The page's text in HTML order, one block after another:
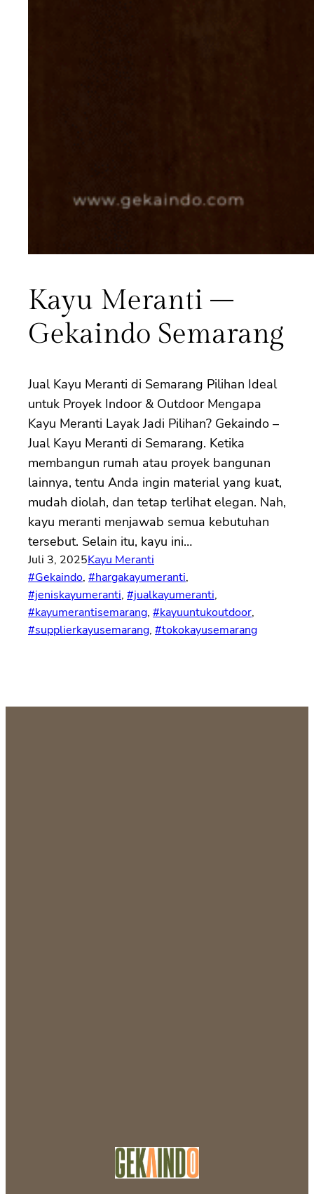
Kayu Meranti –
Gekaindo Semarang
Jual Kayu Meranti di Semarang Pilihan Ideal
untuk Proyek Indoor & Outdoor Mengapa
Kayu Meranti Layak Jadi Pilihan? Gekaindo –
Jual Kayu Meranti di Semarang. Ketika
membangun rumah atau proyek bangunan
lainnya, tentu Anda ingin material yang kuat,
mudah diolah, dan tetap terlihat elegan. Nah,
kayu meranti menjawab semua kebutuhan
tersebut. Selain itu, kayu ini…
Juli 3, 2025Kayu Meranti
#Gekaindo, #hargakayumeranti
#jeniskayumeranti, #jualkayumeranti
#kayumerantisemarang, #kayuuntukoutdoor
#supplierkayusemarang, #tokokayusemarang